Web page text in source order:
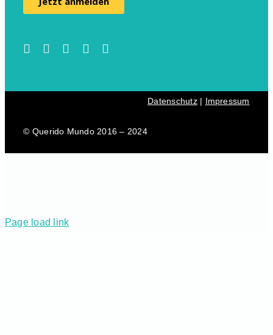
© Querido Mundo 2016 – 2024
Datenschutz| Impressum
Page load link